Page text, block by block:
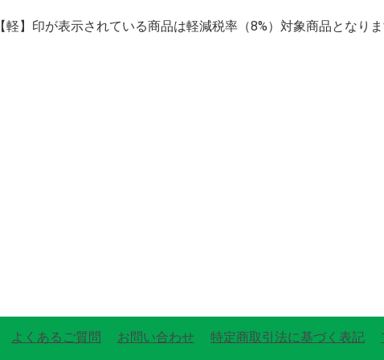
【軽】印が表示されている商品は軽減税率（8%）対象商品となりま
よくあるご質問 お問い合わせ 特定商取引法に基づく表記